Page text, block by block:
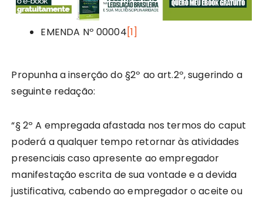
EMENDA Nº 00004[1]
Propunha a inserção do §2º ao art.2º, sugerindo a
seguinte redação:
“§ 2º A empregada afastada nos termos do caput
poderá a qualquer tempo retornar às atividades
presenciais caso apresente ao empregador
manifestação escrita de sua vontade e a devida
justificativa, cabendo ao empregador o aceite ou